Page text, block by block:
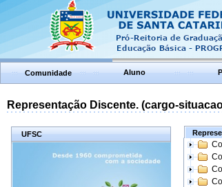
Comunidade Aluno
Representação Discente. (cargo-
UFSC